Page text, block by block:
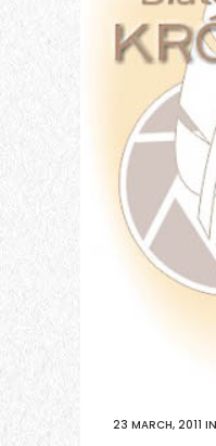
23 MARCH, 2011 IN